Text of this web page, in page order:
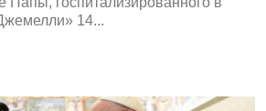
14...